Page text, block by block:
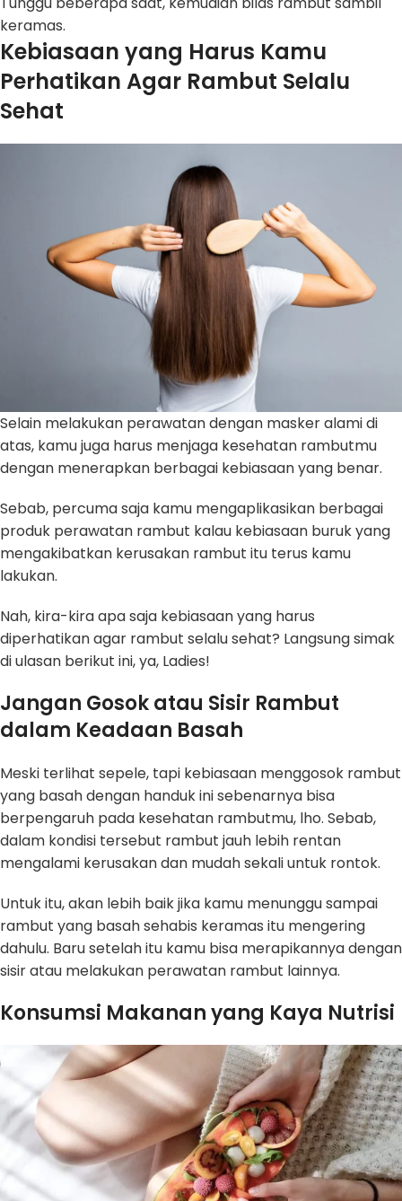
keramas.
Kebiasaan yang Harus Kamu
Perhatikan Agar Rambut Selalu
Sehat
Selain melakukan perawatan dengan masker alami di
atas, kamu juga harus menjaga kesehatan rambutmu
dengan menerapkan berbagai kebiasaan yang benar.
Sebab, percuma saja kamu mengaplikasikan berbagai
produk perawatan rambut kalau kebiasaan buruk yang
mengakibatkan kerusakan rambut itu terus kamu
lakukan.
Nah, kira-kira apa saja kebiasaan yang harus
diperhatikan agar rambut selalu sehat? Langsung simak
di ulasan berikut ini, ya, Ladies!
Jangan Gosok atau Sisir Rambut
dalam Keadaan Basah
Meski terlihat sepele, tapi kebiasaan menggosok rambut
yang basah dengan handuk ini sebenarnya bisa
berpengaruh pada kesehatan rambutmu, lho. Sebab,
dalam kondisi tersebut rambut jauh lebih rentan
mengalami kerusakan dan mudah sekali untuk rontok.
Untuk itu, akan lebih baik jika kamu menunggu sampai
rambut yang basah sehabis keramas itu mengering
dahulu. Baru setelah itu kamu bisa merapikannya dengan
sisir atau melakukan perawatan rambut lainnya.
Konsumsi Makanan yang Kaya Nutrisi